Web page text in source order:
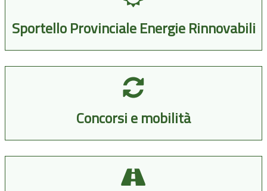
Sportello Provinciale Energie Rinnovabili
Concorsi e mobilità